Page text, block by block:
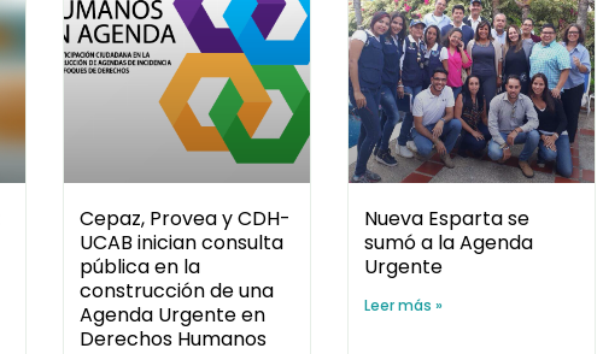
Cepaz, Provea y CDH-
UCAB inician consulta
pública en la
construcción de una
Agenda Urgente en
Derechos Humanos
Nueva Esparta se
sumó a la Agenda
Urgente
Leer más »